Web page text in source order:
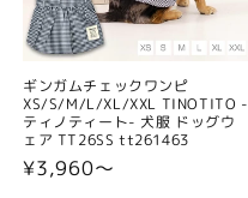
ギンガムチェックワンピ
XS/S/M/L/XL/XXL TINOTITO -
ティノティート- 犬服 ドッグウ
ェア TT26SS tt261463
通
¥3,960〜